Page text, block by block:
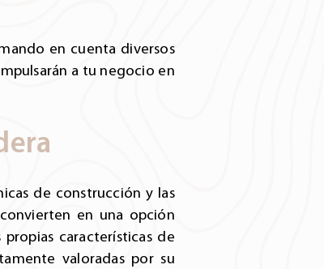
en cuenta diversos
a tu negocio en
de construcción y las
en una opción
características de
valoradas por su